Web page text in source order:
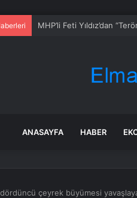
Nilüfer’e 7 yeni park
ANASAYFA HABER
dördüncü çeyrek büyümesi